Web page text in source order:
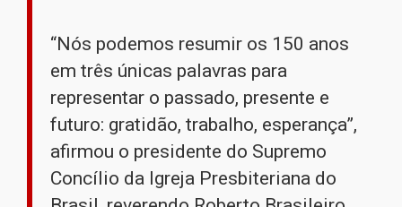
“Nós podemos resumir os 150 anos
em três únicas palavras para
representar o passado, presente e
futuro: gratidão, trabalho, esperança”,
afirmou o presidente do Supremo
Concílio da Igreja Presbiteriana do